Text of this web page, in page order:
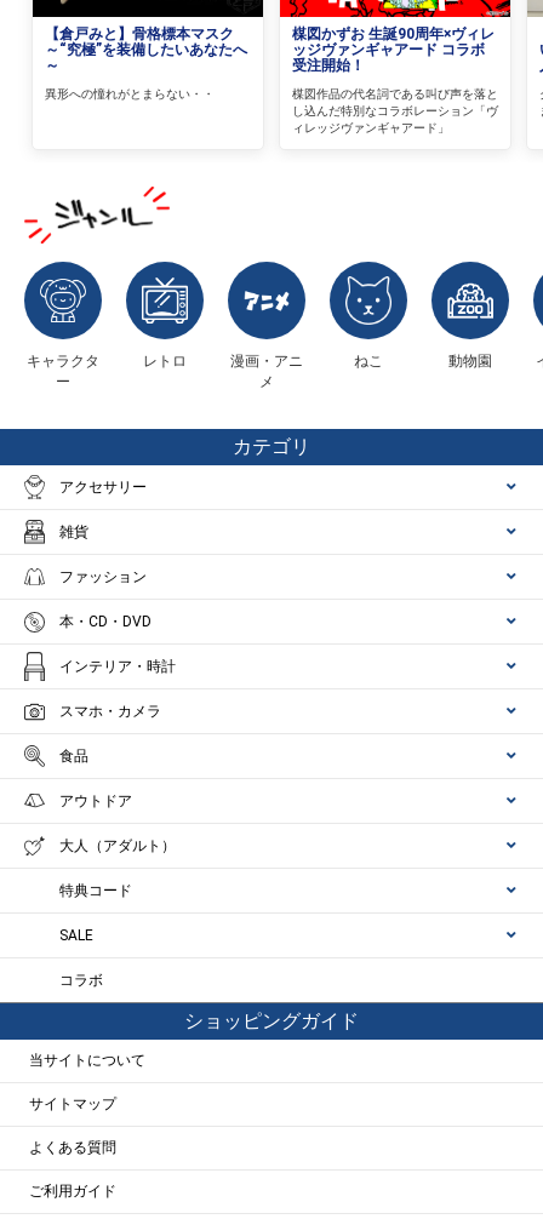
【倉戸みと】骨格標本マスク
～“究極”を装備したいあなたへ
～
異形への憧れがとまらない・・
楳図かずお 生誕90周年×ヴィレ
ッジヴァンギャアード コラボ
受注開始！
楳図作品の代名詞である叫び声を落と
し込んだ特別なコラボレーション「ヴ
ィレッジヴァンギャアード」
キャラクタ
ー
レトロ
漫画・アニ
メ
ねこ 動物園
カテゴリ
アクセサリー
雑貨
ファッション
本・CD・DVD
インテリア・時計
スマホ・カメラ
食品
アウトドア
大人（アダルト）
特典コード
SALE
コラボ
ショッピングガイド
当サイトについて
サイトマップ
よくある質問
ご利用ガイド